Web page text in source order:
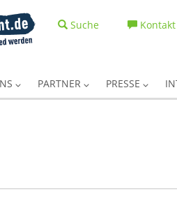
Suche Kontakt
PARTNER PRESSE